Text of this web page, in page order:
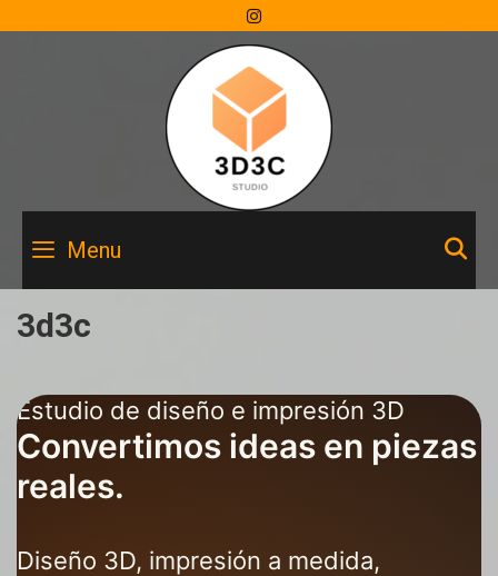
Menu
3d3c
Estudio de diseño e impresión 3D
Convertimos ideas en piezas
reales.
Diseño 3D, impresión a medida,